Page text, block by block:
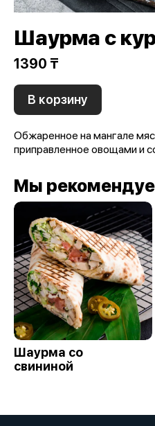
Шаурма с
1390 ₸
В корзину
Обжаренное на мангале
приправленное овощами и
Мы
Шаурма со
свининой